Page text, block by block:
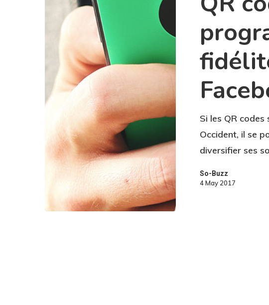
Si les QR
Occident, il se
diversifier ses
So-Buzz
4 May 2017